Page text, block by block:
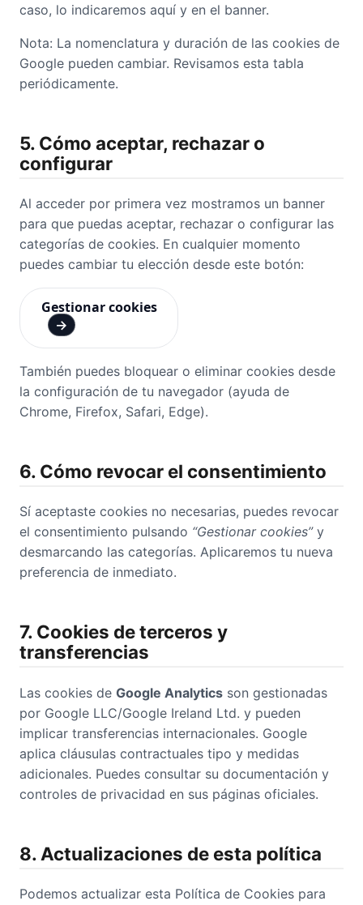
caso, lo indicaremos aquí y en el banner.
Nota: La nomenclatura y duración de las cookies de
Google pueden cambiar. Revisamos esta tabla
periódicamente.
5. Cómo aceptar, rechazar o
configurar
Al acceder por primera vez mostramos un banner
para que puedas aceptar, rechazar o configurar las
categorías de cookies. En cualquier momento
puedes cambiar tu elección desde este botón:
Gestionar cookies
→
También puedes bloquear o eliminar cookies desde
la configuración de tu navegador (ayuda de
Chrome, Firefox, Safari, Edge).
6. Cómo revocar el consentimiento
Sí aceptaste cookies no necesarias, puedes revocar
el consentimiento pulsando “Gestionar cookies”y
desmarcando las categorías. Aplicaremos tu nueva
preferencia de inmediato.
7. Cookies de terceros y
transferencias
Las cookies de Google Analytics son gestionadas
por Google LLC/Google Ireland Ltd. y pueden
implicar transferencias internacionales. Google
aplica cláusulas contractuales tipo y medidas
adicionales. Puedes consultar su documentación y
controles de privacidad en sus páginas oficiales.
8. Actualizaciones de esta política
Podemos actualizar esta Política de Cookies para